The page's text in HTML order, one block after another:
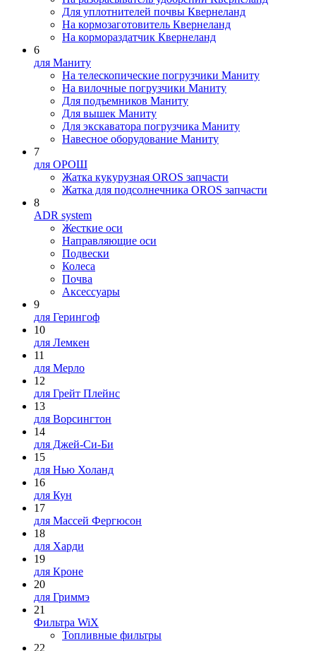
Для уплотнителей почвы Квернеланд
На кормозаготовитель Квернеланд
На кормораздатчик Квернеланд
6
для Маниту
На телескопические погрузчики Маниту
На вилочные погрузчики Маниту
Для подъемников Маниту
Для вышек Маниту
Для экскаватора погрузчика Маниту
Навесное оборудование Маниту
7
для ОРОШ
Жатка кукурузная OROS запчасти
Жатка для подсолнечника OROS запчасти
8
ADR system
Жесткие оси
Направляющие оси
Подвески
Колеса
Почва
Аксессуары
9
для Герингоф
10
для Лемкен
11
для Мерло
12
для Грейт Плейнс
13
для Ворсингтон
14
для Джей-Си-Би
15
для Нью Холанд
16
для Кун
17
для Массей Фергюсон
18
для Харди
19
для Кроне
20
для Гриммэ
21
Фильтра WiX
Топливные фильтры
22